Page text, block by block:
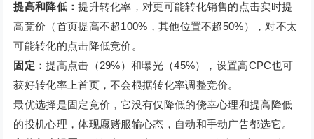
提高和降低：提升转化率，对更可能转化销售的点击实时提
高竞价（首页提高不超100%，其他位置不超50%），对不太
可能转化的点击降低竞价。
固定：提高点击（29%）和曝光（45%），设置高CPC也可
获好转化率上首页，不会根据转化率调整竞价。
最优选择是固定竞价，它没有仅降低的侥幸心理和提高降低
的投机心理，体现愿赌服输心态，自动和手动广告都选它。